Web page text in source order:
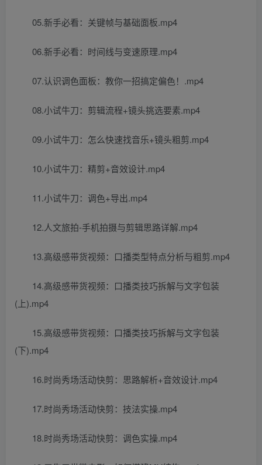
05.新手必看：关键帧与基础面板.mp4
06.新手必看：时间线与变速原理.mp4
07.认识调色面板：教你一招搞定偏色！.mp4
08.小试牛刀：剪辑流程+镜头挑选要素.mp4
09.小试牛刀：怎么快速找音乐+镜头粗剪.mp4
10.小试牛刀：精剪+音效设计.mp4
11.小试牛刀：调色+导出.mp4
12.人文旅拍-手机拍摄与剪辑思路详解.mp4
13.高级感带货视频：口播类型特点分析与粗剪.mp4
14.高级感带货视频：口播类技巧拆解与文字包装
(上).mp4
15.高级感带货视频：口播类技巧拆解与文字包装
(下).mp4
16.时尚秀场活动快剪：思路解析+音效设计.mp4
17.时尚秀场活动快剪：技法实操.mp4
18.时尚秀场活动快剪：调色实操.mp4